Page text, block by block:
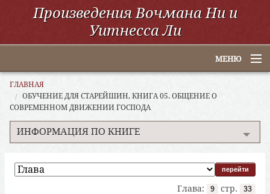
Произведения Вочмана Ни и
Уитнесса Ли
МЕНЮ
Главная
По алфавиту
По категориям
По авторам
ГЛАВНАЯ
ОБУЧЕНИЕ ДЛЯ СТАРЕЙШИН, КНИГА 05. ОБЩЕНИЕ О
СОВРЕМЕННОМ ДВИЖЕНИИ ГОСПОДА
ИНФОРМАЦИЯ ПО КНИГЕ
Глава: 9 стр. 33